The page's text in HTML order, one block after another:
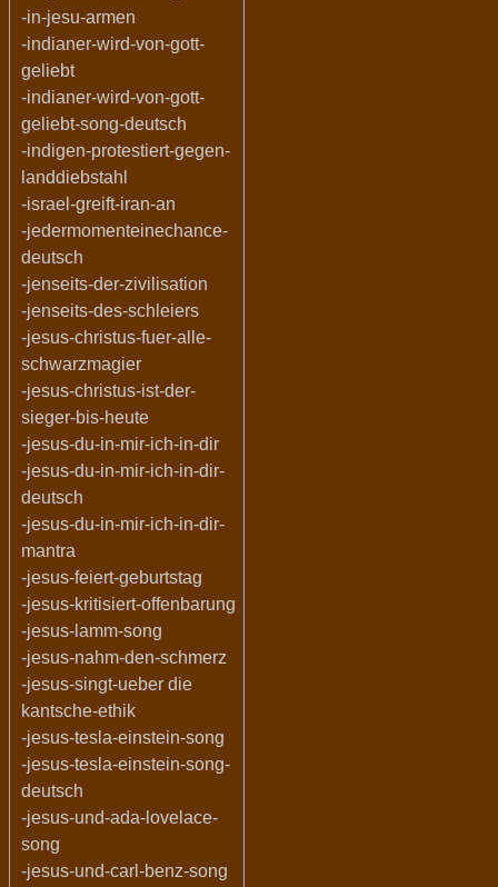
-in-jesu-armen
-indianer-wird-von-gott-
geliebt
-indianer-wird-von-gott-
geliebt-song-deutsch
-indigen-protestiert-gegen-
landdiebstahl
-israel-greift-iran-an
-jedermomenteinechance-
deutsch
-jenseits-der-zivilisation
-jenseits-des-schleiers
-jesus-christus-fuer-alle-
schwarzmagier
-jesus-christus-ist-der-
sieger-bis-heute
-jesus-du-in-mir-ich-in-dir
-jesus-du-in-mir-ich-in-dir-
deutsch
-jesus-du-in-mir-ich-in-dir-
mantra
-jesus-feiert-geburtstag
-jesus-kritisiert-offenbarung
-jesus-lamm-song
-jesus-nahm-den-schmerz
-jesus-singt-ueber die
kantsche-ethik
-jesus-tesla-einstein-song
-jesus-tesla-einstein-song-
deutsch
-jesus-und-ada-lovelace-
song
-jesus-und-carl-benz-song